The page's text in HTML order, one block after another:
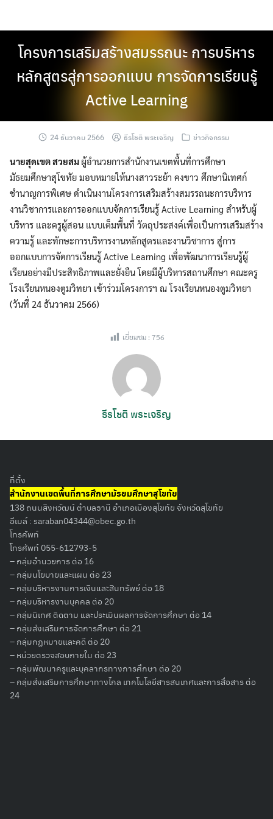
content
Search
for:
โครงการเสริมสร้างสมรรถนะ การบริหาร
หลักสูตรสู่การออกแบบ การจัดการเรียนรู้
Active Learning
24 ธันวาคม 2566 ธีรโชติ พระเจริญ ข่าวกิจกรรม
นายสุดเขต สวยสม ผู้อำนวยการสำนักงานเขตพื้นที่การศึกษา
มัธยมศึกษาสุโขทัย มอบหมายให้นางสาวระย้า คงขาว ศึกษานิเทศก์
ชำนาญการพิเศษ ดำเนินงานโครงการเสริมสร้างสมรรถนะการบริหาร
งานวิชาการและการออกแบบจัดการเรียนรู้ Active Learning สำหรับผู้
บริหาร และครูผู้สอน แบบเต็มพื้นที่ วัตถุประสงค์เพื่อเป็นการเสริมสร้าง
ความรู้ และทักษะการบริหารงานหลักสูตรและงานวิชาการ สู่การ
ออกแบบการจัดการเรียนรู้ Active Learning เพื่อพัฒนาการเรียนรู้ผู้
เรียนอย่างมีประสิทธิภาพและยั่งยืน โดยมีผู้บริหารสถานศึกษา คณะครู
โรงเรียนหนองตูมวิทยา เข้าร่วมโครงการฯ ณ โรงเรียนหนองตูมวิทยา
(วันที่ 24 ธันวาคม 2566)
เยี่ยมชม : 756
ธีรโชติ พระเจริญ
ที่ตั้ง
สำนักงานเขตพื้นที่การศึกษามัธยมศึกษาสุโขทัย
138 ถนนสิงหวัฒน์ ตำบลธานี อำเภอเมืองสุโขทัย จังหวัดสุโขทัย
อีเมล์ : saraban04344@obec.go.th
โทรศัพท์
โทรศัพท์ 055-612793-5
– กลุ่มอำนวยการ ต่อ 16
– กลุ่มนโยบายและแผน ต่อ 23
– กลุ่มบริหารงานการเงินและสินทรัพย์ ต่อ 18
– กลุ่มบริหารงานบุคคล ต่อ 20
– กลุ่มนิเทศ ติดตาม และประเมินผลการจัดการศึกษา ต่อ 14
– กลุ่มส่งเสริมการจัดการศึกษา ต่อ 21
– กลุ่มกฏหมายและคดี ต่อ 20
– หน่วยตรวจสอบภายใน ต่อ 23
– กลุ่มพัฒนาครูและบุคลากรทางการศึกษา ต่อ 20
– กลุ่มส่งเสริมการศึกษาทางไกล เทคโนโลยีสารสนเทศและการสื่อสาร ต่อ
24